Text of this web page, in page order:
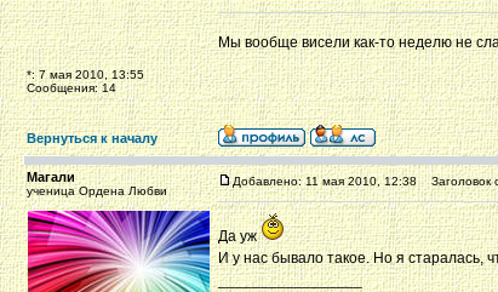
*: 7 мая 2010, 13:55
Сообщения: 14
Мы вообще висели как-то неделю не
Вернуться к началу
Магали
ученица Ордена Любви
Добавлено: 11 мая 2010, 12:38 Заголовок
Да уж
И у нас бывало такое. Но я старалась,
_________________